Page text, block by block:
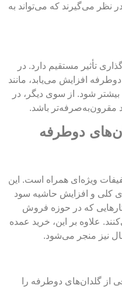
نظر می‌گیرند که می‌تواند به
تأثیر مستقیم دارد. در
افزایش می‌یابد، مانند
شود. از سوی دیگر، در
مقرون‌به‌صرفه‌تر باشد.
دوطرفه
ویژه‌ای همراه است. این
کلی و افزایش حاشیه سود
که در حوزه فروش
علاوه بر این، خرید عمده
نیز منجر می‌شود.
از گلدان‌های دوطرفه را